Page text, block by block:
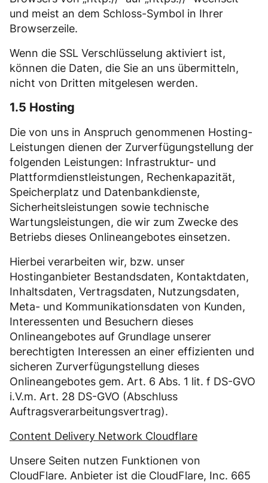
und meist an dem Schloss-Symbol in Ihrer
Browserzeile.
Wenn die SSL Verschlüsselung aktiviert ist,
können die Daten, die Sie an uns übermitteln,
nicht von Dritten mitgelesen werden.
1.5 Hosting
Die von uns in Anspruch genommenen Hosting-
Leistungen dienen der Zurverfügungstellung der
folgenden Leistungen: Infrastruktur- und
Plattformdienstleistungen, Rechenkapazität,
Speicherplatz und Datenbankdienste,
Sicherheitsleistungen sowie technische
Wartungsleistungen, die wir zum Zwecke des
Betriebs dieses Onlineangebotes einsetzen.
Hierbei verarbeiten wir, bzw. unser
Hostinganbieter Bestandsdaten, Kontaktdaten,
Inhaltsdaten, Vertragsdaten, Nutzungsdaten,
Meta- und Kommunikationsdaten von Kunden,
Interessenten und Besuchern dieses
Onlineangebotes auf Grundlage unserer
berechtigten Interessen an einer effizienten und
sicheren Zurverfügungstellung dieses
Onlineangebotes gem. Art. 6 Abs. 1 lit. f DS-GVO
i.V.m. Art. 28 DS-GVO (Abschluss
Auftragsverarbeitungsvertrag).
Content Delivery Network Cloudflare
Unsere Seiten nutzen Funktionen von
CloudFlare. Anbieter ist die CloudFlare, Inc. 665